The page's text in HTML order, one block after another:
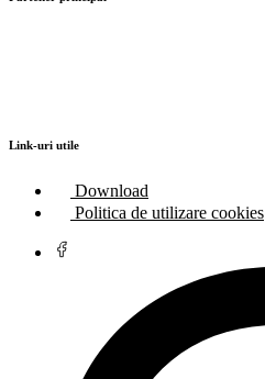
Link-uri utile
Download
Politica de utilizare cookies